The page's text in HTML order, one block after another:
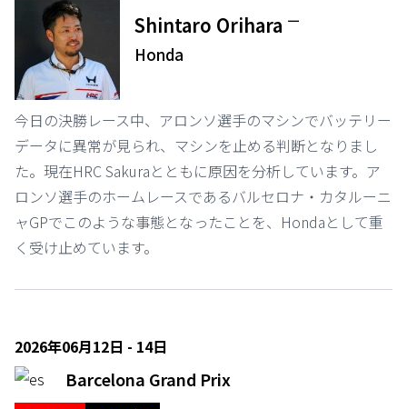
Shintaro Orihara ー
Honda
今日の決勝レース中、アロンソ選手のマシンでバッテリー
データに異常が見られ、マシンを止める判断となりまし
た。現在HRC Sakuraとともに原因を分析しています。ア
ロンソ選手のホームレースであるバルセロナ・カタルーニ
ャGPでこのような事態となったことを、Hondaとして重
く受け止めています。
2026年06月12日 - 14日
Barcelona Grand Prix